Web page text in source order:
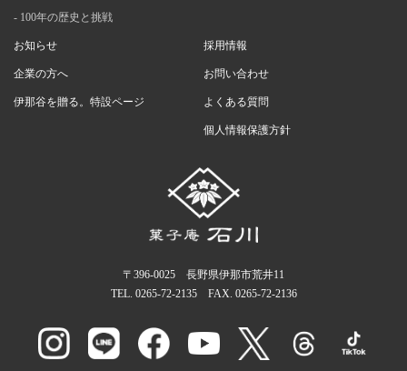
100年の歴史と挑戦
お知らせ
企業の方へ
伊那谷を贈る。特設ページ
採用情報
お問い合わせ
よくある質問
個人情報保護方針
〒396-0025 長野県伊那市荒井11
TEL. 0265-72-2135FAX. 0265-72-2136